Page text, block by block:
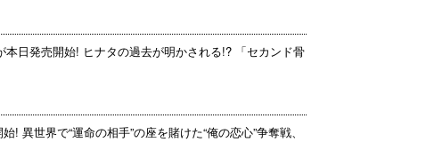
日発売開始! ヒナタの過去が明かされる!? 「セカンド骨
異世界で“運命の相手”の座を賭けた“俺の恋心”争奪戦、